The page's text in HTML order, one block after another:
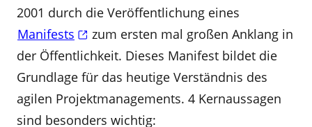
2001 durch die Veröffentlichung eines
Manifests
zum ersten mal großen Anklang in
der Öffentlichkeit. Dieses Manifest bildet die
Grundlage für das heutige Verständnis des
agilen Projektmanagements. 4 Kernaussagen
sind besonders wichtig: